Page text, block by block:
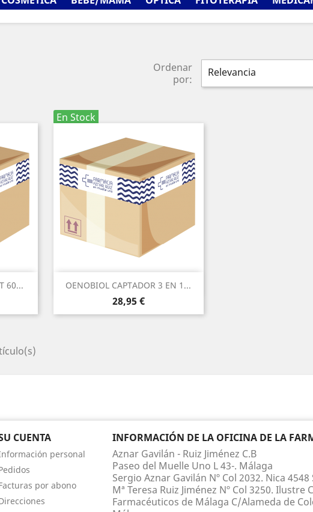
Ordenar
por:
Relevancia
60...
En Stock
OENOBIOL CAPTADOR 3 EN 1...
Precio
28,95 €
 Vista rápida
CUENTA
personal
por abono
INFORMACIÓN DE LA OFICINA DE LA
Aznar Gavilán - Ruiz Jiménez C.B
Paseo del Muelle Uno L 43-. Málaga
Sergio Aznar Gavilán Nº Col 2032. Nica 4548
Mª Teresa Ruiz Jiménez Nº Col 3250. Ilustre
Farmacéuticos de Málaga C/Alameda de